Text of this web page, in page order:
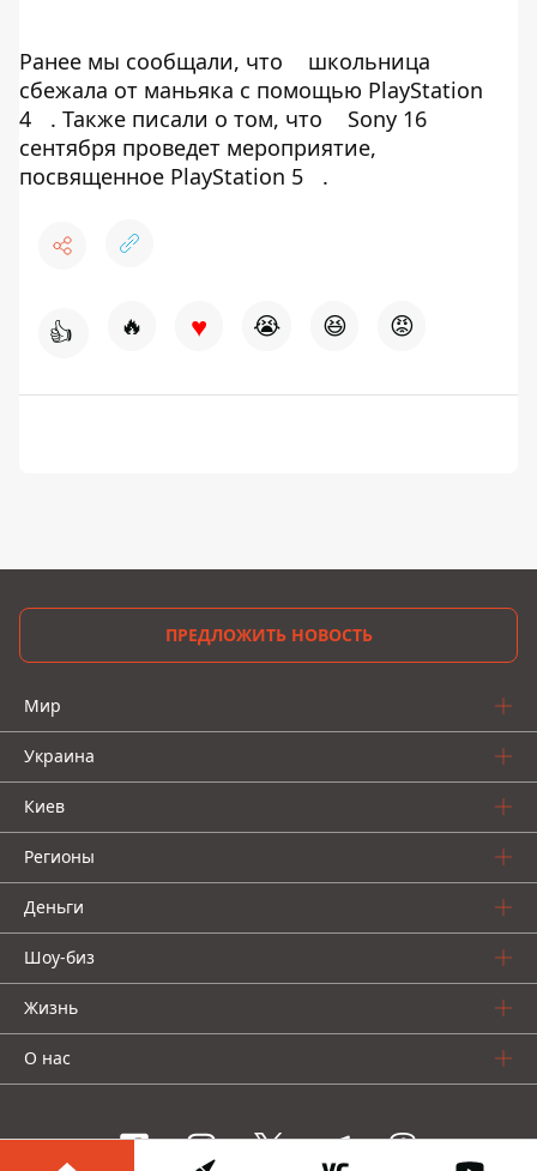
Ранее мы сообщали, что
школьница
сбежала от маньяка с помощью PlayStation
4
. Также писали о том, что
Sony 16
сентября проведет мероприятие,
посвященное PlayStation 5
.
👍 🔥 ♥ 😭 😆 😡
ПРЕДЛОЖИТЬ НОВОСТЬ
Мир
Украина
Киев
Регионы
Деньги
Шоу-биз
Жизнь
О нас